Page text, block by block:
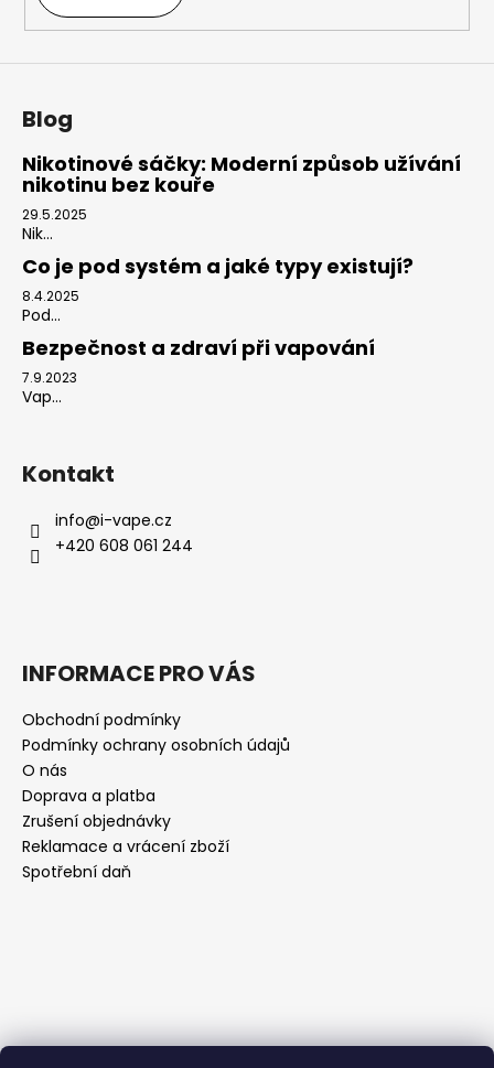
Blog
Nikotinové sáčky: Moderní způsob užívání
nikotinu bez kouře
29.5.2025
Nik...
Co je pod systém a jaké typy existují?
8.4.2025
Pod...
Bezpečnost a zdraví při vapování
7.9.2023
Vap...
Kontakt
info@i-vape.cz
+420 608 061 244
INFORMACE PRO VÁS
Obchodní podmínky
Podmínky ochrany osobních údajů
O nás
Doprava a platba
Zrušení objednávky
Reklamace a vrácení zboží
Spotřební daň